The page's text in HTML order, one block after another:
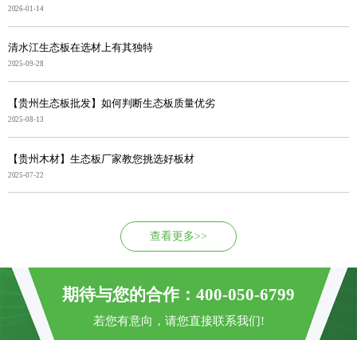
2026-01-14
清水江生态板在选材上有其独特
2025-09-28
【贵州生态板批发】如何判断生态板质量优劣
2025-08-13
【贵州木材】生态板厂家教您挑选好板材
2025-07-22
查看更多>>
期待与您的合作：400-050-6799
若您有意向，请您直接联系我们!